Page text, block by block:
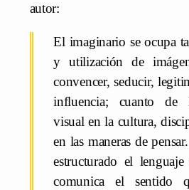
autor:
El imaginario se ocupa
y utilización de
convencer, seducir,
influencia; cuanto de
visual en la cultura,
en las maneras de
estructurado el
comunica el sentido